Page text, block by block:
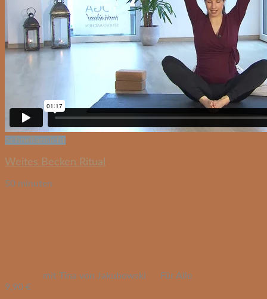
Schnellansicht
Weites Becken Ritual
50 minuten
mit Tina von Jakubowski
Für Alle
9,90 €